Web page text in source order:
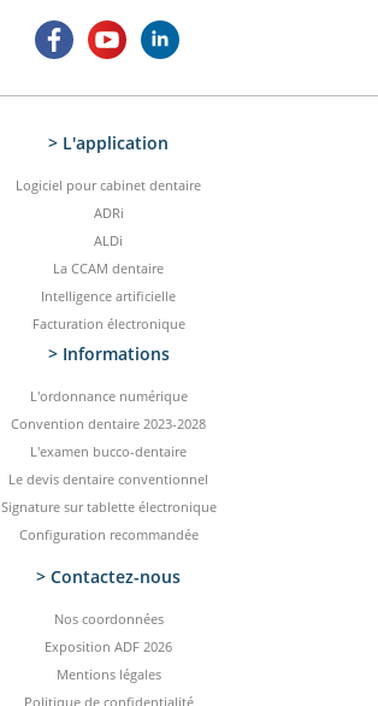
> L'application
Logiciel pour cabinet dentaire
ADRi
ALDi
La CCAM dentaire
Intelligence artificielle
Facturation électronique
> Informations
L'ordonnance numérique
Convention dentaire 2023-2028
L'examen bucco-dentaire
Le devis dentaire conventionnel
Signature sur tablette électronique
Configuration recommandée
> Contactez-­nous
Nos coordonnées
Exposition ADF 2026
Mentions légales
Politique de confidentialité